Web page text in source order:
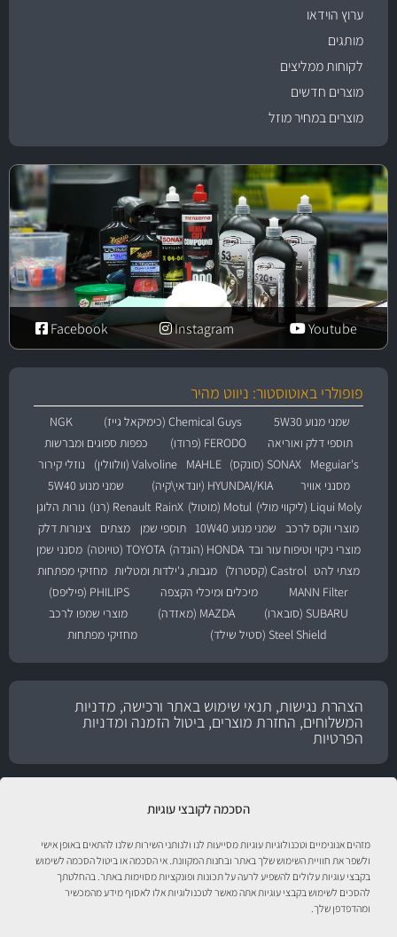
הסכמה לקובצי עוגיות
מזהים אנונימיים וטכנולוגיות עוגיות מסייעות לנו ולנותני השירות שלנו להתאים באופן אישי
ולשפר את חוויית השימוש שלך באתר ובחנות המקוונת. אי הסכמה או ביטול הסכמה לשימוש
בקבצי עוגיות עלולים להשפיע לרעה על תכונות ופונקציות מסוימות באתר. בהחלטתך
להסכים לשימוש בקבצי עוגיות אתה מאשר לטכנולוגיות אלו לאסוף מידע מהמכשיר
ומהדפדפן שלך.
ערוץ הוידאו
מותגים
לקוחות ממליצים
מוצרים חדשים
מוצרים במחיר מוזל
Youtube
Instagram
Facebook
פופולרי באוטוסטור: ניווט מהיר
שמני מנוע 5W30 Chemical Guys (כימיקאל גייז)
NGK
תוספי דלק ואוריאה
FERODO (פרודו)
כפפות ספוגים ומברשות
Meguiar's
SONAX (סונקס) MAHLE Valvoline (וולוולין)
נוזלי קירור
מסנני אוויר
HYUNDAI/KIA (יונדאי\קיה)
שמני מנוע 5W40
Liqui Moly (ליקווי מולי)
Motul (מוטול) RainX Renault (רנו)
נורות הלוגן
מוצרי ווקס לרכב
שמני מנוע 10W40 תוספי שמן מצתים
צינורות דלק
מוצרי ניקוי וטיפוח עור ובד HONDA (הונדה) TOYOTA (טויוטה)
מסנני שמן
מצתי להט Castrol (קסטרול) מגבות, ג'ילדות ומטליות מחזיקי מפתחות
MANN Filter
מיכלים ומיכלי הקצפה
PHILIPS (פיליפס)
SUBARU (סובארו)
MAZDA (מאזדה)
מוצרי שמפו לרכב
Steel Shield (סטיל שילד)
מחזיקי מפתחות
הצהרת נגישות, תנאי שימוש באתר ורכישה, מדניות
המשלוחים, החזרת מוצרים, ביטול הזמנה ומדניות
הפרטיות